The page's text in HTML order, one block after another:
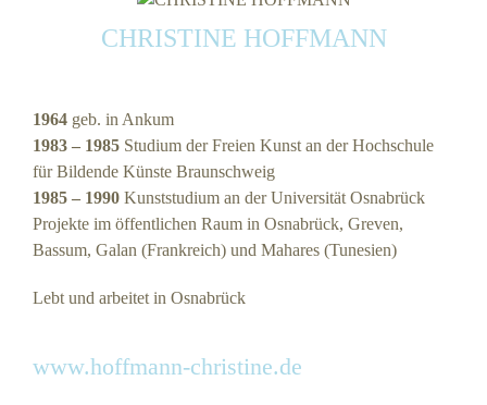
CHRISTINE HOFFMANN
1964 geb. in Ankum
1983 – 1985 Studium der Freien Kunst an der Hochschule
für Bildende Künste Braunschweig
1985 – 1990 Kunststudium an der Universität Osnabrück
Projekte im öffentlichen Raum in Osnabrück, Greven,
Bassum, Galan (Frankreich) und Mahares (Tunesien)
Lebt und arbeitet in Osnabrück
www.hoffmann-christine.de